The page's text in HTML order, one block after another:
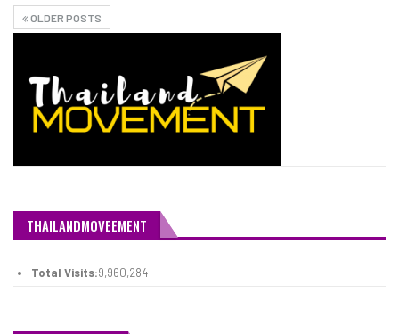
OLDER POSTS
THAILANDMOVEEMENT
Total Visits:9,960,284